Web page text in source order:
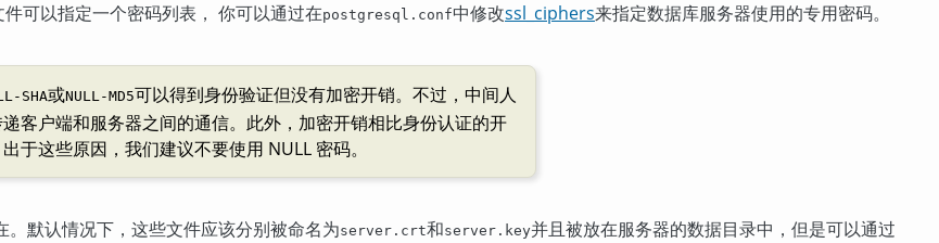
件可以指定一个密码列表， 你可以通过在postgresql.conf中修改ssl_ciphers来指定数据库服务器使用的专用密码。
SHA或NULL-MD5可以得到身份验证但没有加密开销。不过，中间人
客户端和服务器之间的通信。此外，加密开销相比身份认证的开
于这些原因，我们建议不要使用 NULL 密码。
默认情况下，这些文件应该分别被命名为server.crt和server.key并且被放在服务器的数据目录中，但是可以通过